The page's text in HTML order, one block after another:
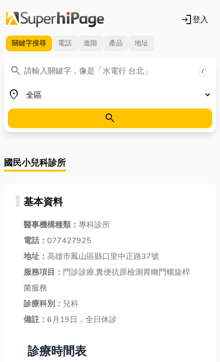
login登入
關鍵字搜尋 電話 進階 產品 地址
search
關鍵字 /
place
地區
search
國民小兒科診所
基本資料
醫事機構種類： 專科診所
電話： 077427925
地址： 高雄市鳳山區縣口里中正路37號
服務項目： 門診診療,糞便抗原檢測胃幽門螺旋桿
菌服務
診療科別： 兒科
備註： 6月19日，全日休診
診療時間表